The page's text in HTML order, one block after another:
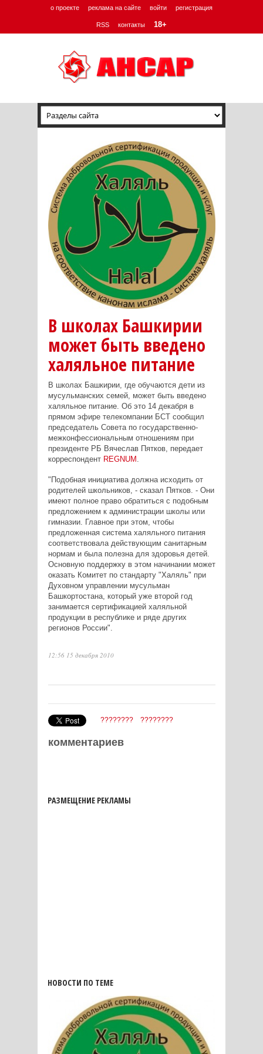
о проекте реклама на сайте войти регистрация
RSS контакты 18+
В школах Башкирии
может быть введено
халяльное питание
В школах Башкирии, где обучаются дети из
мусульманских семей, может быть введено
халяльное питание. Об это 14 декабря в
прямом эфире телекомпании БСТ сообщил
председатель Совета по государственно-
межконфессиональным отношениям при
президенте РБ Вячеслав Пятков, передает
корреспондент REGNUM
"Подобная инициатива должна исходить от
родителей школьников, - сказал Пятков. - Они
имеют полное право обратиться с подобным
предложением к администрации школы или
гимназии. Главное при этом, чтобы
предложенная система халяльного питания
соответствовала действующим санитарным
нормам и была полезна для здоровья детей.
Основную поддержку в этом начинании может
оказать Комитет по стандарту "Халяль" при
Духовном управлении мусульман
Башкортостана, который уже второй год
занимается сертификацией халяльной
продукции в республике и ряде других
регионов России".
12:56 15 декабря 2010
???????? ????????
комментариев
РАЗМЕЩЕНИЕ РЕКЛАМЫ
НОВОСТИ ПО ТЕМЕ